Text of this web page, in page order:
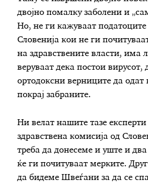
двојно помалку заболени и
Но, не ги кажуваат
Словенија кои не ги
на здравствените власти, има
веруваат дека постои вирусот,
ортодоксни верниците да
покрај забраните.
Ни велат нашите тазе
здравствена комисија од
треба да донесеме и уште и
ќе ги почитуваат мерките.
да бидеме Швеѓани за да се